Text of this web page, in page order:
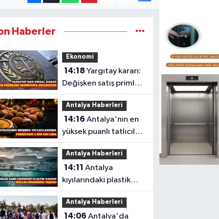
Haberler
Ekonomi
14:18 Yargıtay kararı:
Değişken satış primleri
tazminata eklenecek
Antalya Haberleri
14:16 Antalya'nın en
yüksek puanlı tatlıcıları
ve 2026 fiyatları
Antalya Haberleri
14:11 Antalya
kıyılarındaki plastik
kirliliği meclise taşındı
Antalya Haberleri
14:06 Antalya'da